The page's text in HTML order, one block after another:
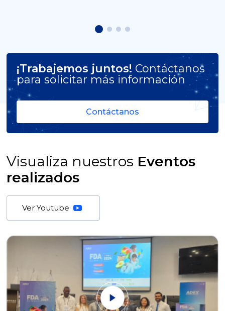
¡Trabajemos juntos! Contáctanos
para solicitar más información
Contáctanos
Visualiza nuestros Eventos
realizados
Ver Youtube